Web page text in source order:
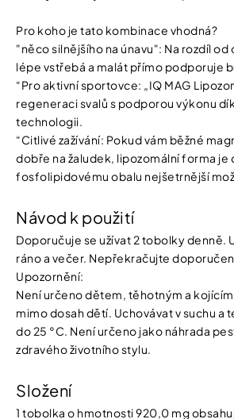
Pro koho je tato kombinace vhodná?
"něco silnějšího na únavu": Na rozdíl
lépe vstřebá a malát přímo podporuje
“Pro aktivní sportovce: „IQ MAG
regeneraci svalů s podporou výkonu
technologii.
“Citlivé zažívání: Pokud vám běžné
dobře na žaludek, lipozomální forma je
fosfolipidovému obalu nejšetrnější
Návod k použití
Doporučuje se užívat 2 tobolky denně.
ráno a večer. Nepřekračujte
Upozornění:
Není určeno dětem, těhotným a
mimo dosah dětí. Uchovávat v suchu a
do 25 °C. Není určeno jako náhrada
zdravého životního stylu.
Složení
1 tobolka o hmotnosti 920,0 mg